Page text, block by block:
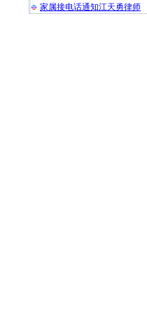
家属接电话通知江天勇律师